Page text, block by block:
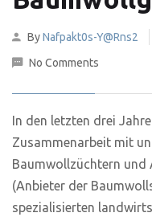
ByNafpakt0s-Y@rns2
No Comments
In den letzten drei
Zusammenarbeit mit
Baumwollzüchtern und
(Anbieter der
spezialisierten